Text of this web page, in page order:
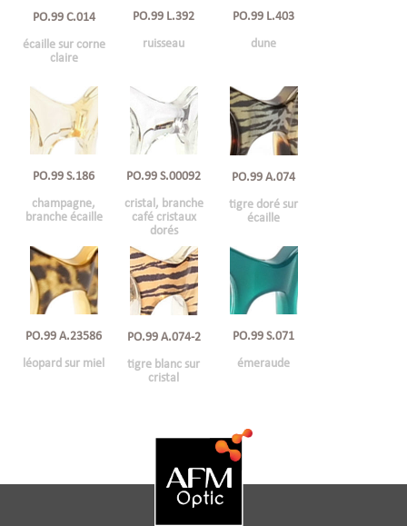
PO.99 C.014
écaille sur corne
claire
PO.99 L.392
ruisseau
PO.99 L.403
dune
PO.99 S.186
champagne,
branche écaille
PO.99 S.00092
cristal, branche
café cristaux
dorés
PO.99 A.074
tigre doré sur
écaille
PO.99 A.23586
léopard sur miel
PO.99 A.074-2
tigre blanc sur
cristal
PO.99 S.071
émeraude